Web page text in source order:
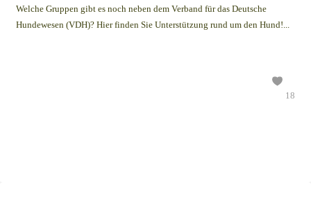
Welche Gruppen gibt es noch neben dem Verband für das Deutsche
Hundewesen (VDH)? Hier finden Sie Unterstützung rund um den Hund!...
18